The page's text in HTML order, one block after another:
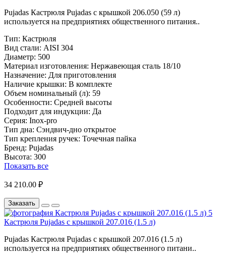
Pujadas Кастрюля Pujadas с крышкой 206.050 (59 л)
используется на предприятиях общественного питания..
Тип: Кастрюля
Вид стали: AISI 304
Диаметр: 500
Материал изготовления: Нержавеющая сталь 18/10
Назначение: Для приготовления
Наличие крышки: В комплекте
Объем номинальный (л): 59
Особенности: Средней высоты
Подходит для индукции: Да
Серия: Inox-pro
Тип дна: Сэндвич-дно открытое
Тип крепления ручек: Точечная пайка
Бренд: Pujadas
Высота: 300
Показать все
34 210.00 ₽
Заказать
Кастрюля Pujadas с крышкой 207.016 (1.5 л)
Pujadas Кастрюля Pujadas с крышкой 207.016 (1.5 л)
используется на предприятиях общественного питани..